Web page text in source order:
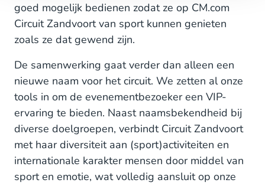
goed mogelijk bedienen zodat ze op CM.com
Circuit Zandvoort van sport kunnen genieten
zoals ze dat gewend zijn.
De samenwerking gaat verder dan alleen een
nieuwe naam voor het circuit. We zetten al onze
tools in om de evenementbezoeker een VIP-
ervaring te bieden. Naast naamsbekendheid bij
diverse doelgroepen, verbindt Circuit Zandvoort
met haar diversiteit aan (sport)activiteiten en
internationale karakter mensen door middel van
sport en emotie, wat volledig aansluit op onze